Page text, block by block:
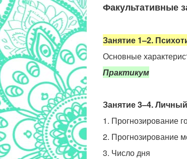
Факультативные
Занятие 1–2.
Основные
Практикум
Занятие 3–4.
1. Прогнозирование
2. Прогнозирование
3. Число дня